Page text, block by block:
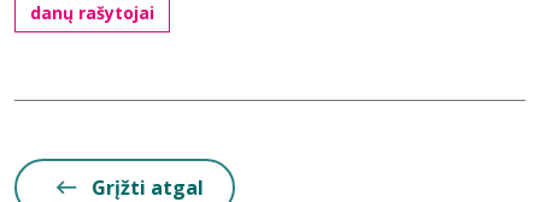
danų rašytojai
Grįžti atgal